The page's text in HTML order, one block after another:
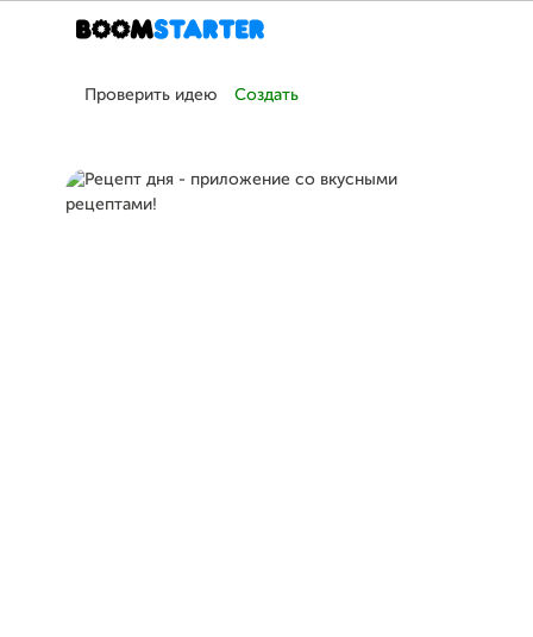
Проверить идею Создать